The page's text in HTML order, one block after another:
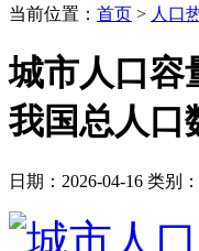
当前位置： 首页 > 人口
城市人口容
我国总人口
日期：2026-04-16 类别：